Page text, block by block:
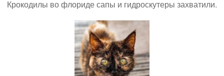
Крокодилы во флориде сапы и гидроскутеры захватили.